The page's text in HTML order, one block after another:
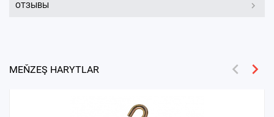
ОТЗЫВЫ
MEŇZEŞ HARYTLAR